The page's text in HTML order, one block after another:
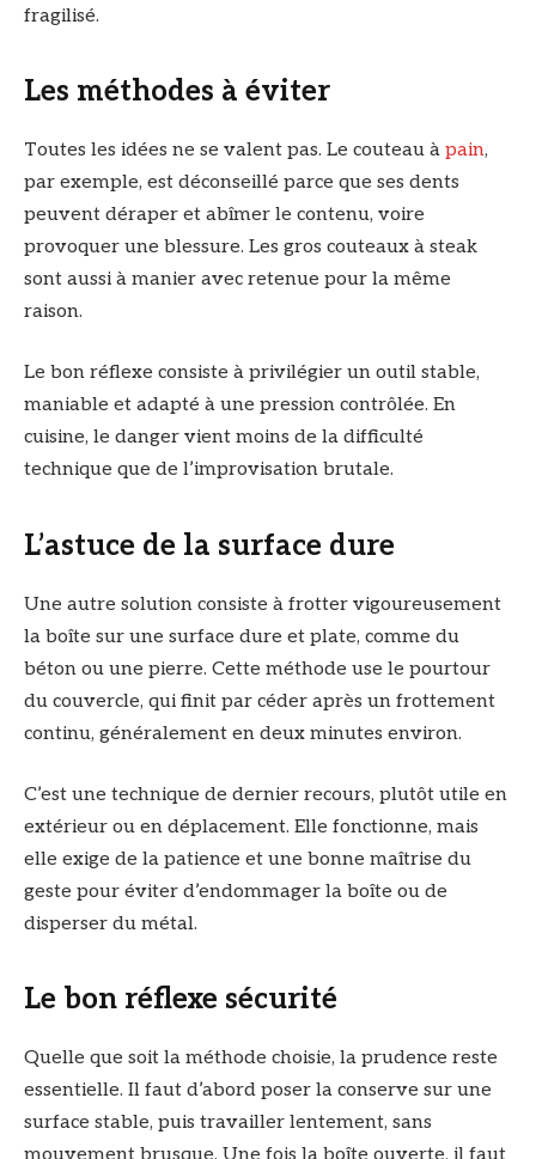
fragilisé.
Les méthodes à éviter
Toutes les idées ne se valent pas. Le couteau à pain,
par exemple, est déconseillé parce que ses dents
peuvent déraper et abîmer le contenu, voire
provoquer une blessure. Les gros couteaux à steak
sont aussi à manier avec retenue pour la même
raison.
Le bon réflexe consiste à privilégier un outil stable,
maniable et adapté à une pression contrôlée. En
cuisine, le danger vient moins de la difficulté
technique que de l’improvisation brutale.
L’astuce de la surface dure
Une autre solution consiste à frotter vigoureusement
la boîte sur une surface dure et plate, comme du
béton ou une pierre. Cette méthode use le pourtour
du couvercle, qui finit par céder après un frottement
continu, généralement en deux minutes environ.
C’est une technique de dernier recours, plutôt utile en
extérieur ou en déplacement. Elle fonctionne, mais
elle exige de la patience et une bonne maîtrise du
geste pour éviter d’endommager la boîte ou de
disperser du métal.
Le bon réflexe sécurité
Quelle que soit la méthode choisie, la prudence reste
essentielle. Il faut d’abord poser la conserve sur une
surface stable, puis travailler lentement, sans